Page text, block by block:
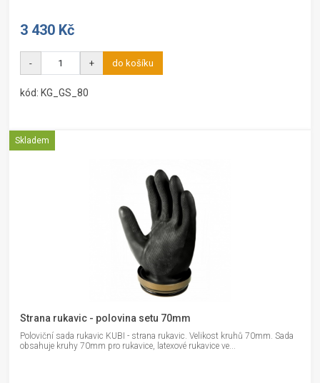
3 430 Kč
- + do košíku
kód: KG_GS_80
Skladem
Strana rukavic - polovina setu 70mm
Poloviční sada rukavic KUBI - strana rukavic. Velikost kruhů 70mm. Sada
obsahuje kruhy 70mm pro rukavice, latexové rukavice ve...